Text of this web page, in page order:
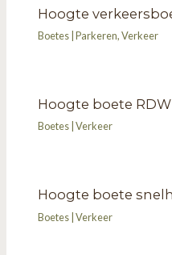
Hoogte
Boetes |Parkeren,Verkeer
Hoogte boete
Boetes |Verkeer
Hoogte boete
Boetes |Verkeer